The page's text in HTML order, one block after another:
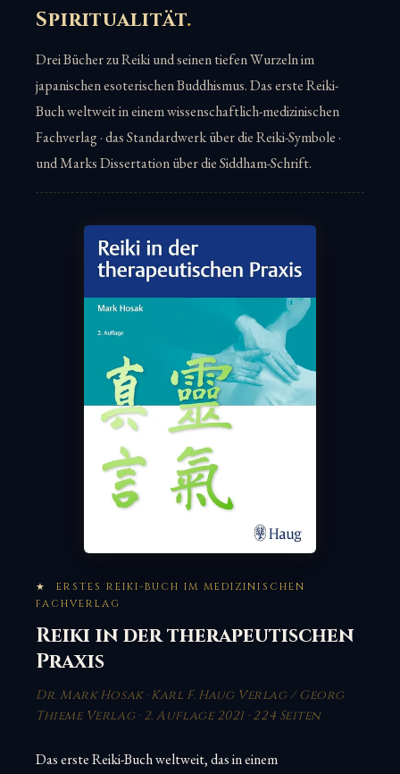
Spiritualität.
Drei Bücher zu Reiki und seinen tiefen Wurzeln im
japanischen esoterischen Buddhismus. Das erste Reiki-
Buch weltweit in einem wissenschaftlich-medizinischen
Fachverlag · das Standardwerk über die Reiki-Symbole ·
und Marks Dissertation über die Siddham-Schrift.
★
ERSTES REIKI-BUCH IM MEDIZINISCHEN
FACHVERLAG
Reiki in der therapeutischen
Praxis
Dr. Mark Hosak · Karl F. Haug Verlag / Georg
Thieme Verlag · 2. Auflage 2021 · 224 Seiten
Das erste Reiki-Buch weltweit, das in einem